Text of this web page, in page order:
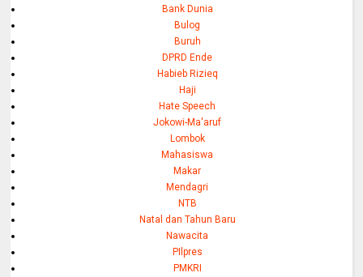
Bank Dunia
Bulog
Buruh
DPRD Ende
Habieb Rizieq
Haji
Hate Speech
Jokowi-Ma'aruf
Lombok
Mahasiswa
Makar
Mendagri
NTB
Natal dan Tahun Baru
Nawacita
PIlpres
PMKRI